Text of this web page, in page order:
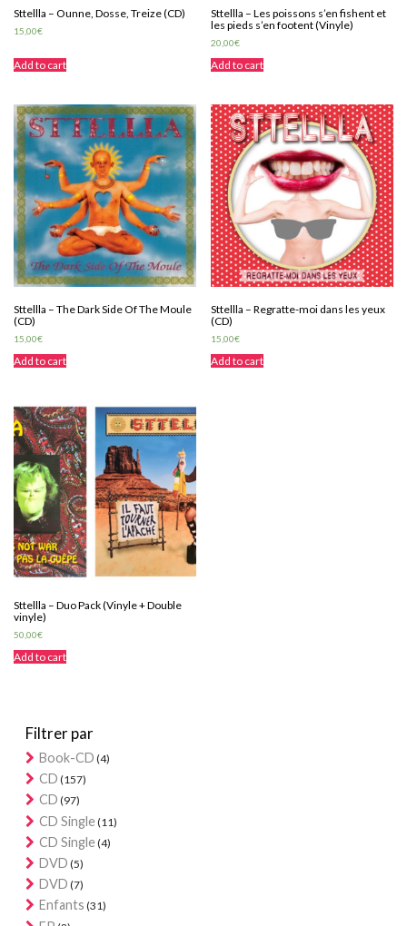
Sttellla – Ounne, Dosse, Treize (CD)
15,00€
Add to cart
Sttellla – Les poissons s’en fishent et
les pieds s’en footent (Vinyle)
20,00€
Add to cart
Sttellla – The Dark Side Of The Moule
(CD)
15,00€
Add to cart
Sttellla – Regratte-moi dans les yeux
(CD)
15,00€
Add to cart
Sttellla – Duo Pack (Vinyle + Double
vinyle)
50,00€
Add to cart
Filtrer par
Book-CD (4)
CD (157)
CD (97)
CD Single(11)
CD Single(4)
DVD (5)
DVD (7)
Enfants (31)